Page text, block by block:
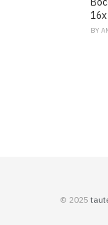
16x
BY
© 2025